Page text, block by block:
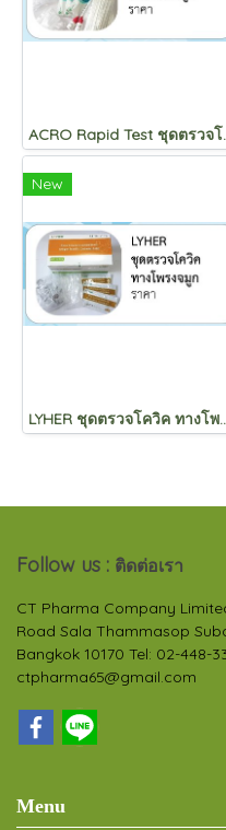
ACRO
New
LYHER ชุดตร
Follow us : ติดต่อเรา
CT Pharma Company
Road Sala Thammasop
Bangkok 10170 Tel: 02-448-
ctpharma65@gmail.com
Menu